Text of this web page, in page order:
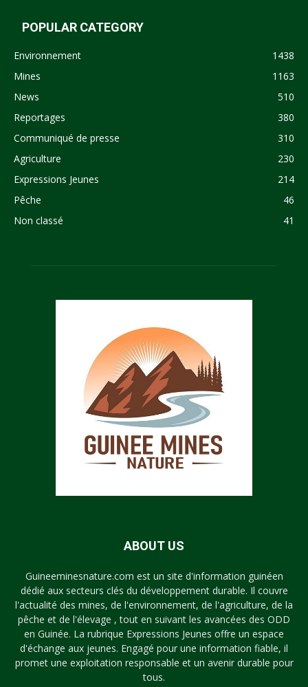
POPULAR CATEGORY
Environnement
1438
Mines
1163
News
510
Reportages
380
Communiqué de presse
310
Agriculture
230
Expressions Jeunes
214
Pêche
46
Non classé
41
ABOUT US
Guineeminesnature.com est un site d'information guinéen
dédié aux secteurs clés du développement durable. Il couvre
l'actualité des mines, de l'environnement, de l'agriculture, de la
pêche et de l'élevage , tout en suivant les avancées des ODD
en Guinée. La rubrique Expressions Jeunes offre un espace
d'échange aux jeunes. Engagé pour une information fiable, il
promet une exploitation responsable et un avenir durable pour
tous.